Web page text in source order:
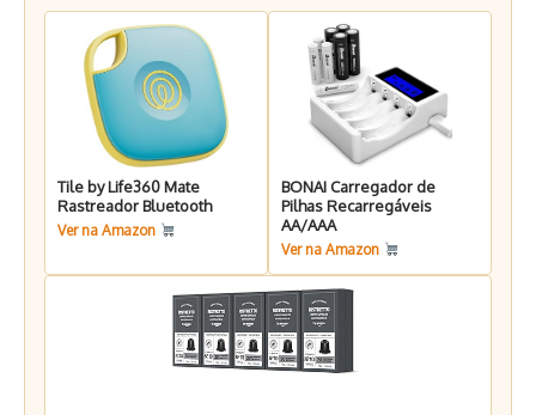
Tile by Life360 Mate
Rastreador Bluetooth
Ver na Amazon
BONAI Carregador de
Pilhas Recarregáveis
AA/AAA
Ver na Amazon